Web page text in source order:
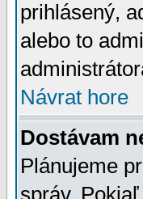
prihlásený,
alebo to
Návrat hore
Dostávam
Plánujeme
správ.